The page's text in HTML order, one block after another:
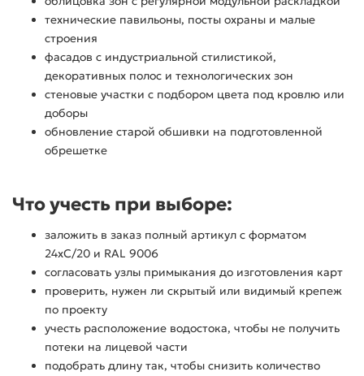
технические павильоны, посты охраны и малые
строения
фасадов с индустриальной стилистикой,
декоративных полос и технологических зон
стеновые участки с подбором цвета под кровлю или
доборы
обновление старой обшивки на подготовленной
обрешетке
Что учесть при выборе:
заложить в заказ полный артикул с форматом
24хС/20 и RAL 9006
согласовать узлы примыкания до изготовления карт
проверить, нужен ли скрытый или видимый крепеж
по проекту
учесть расположение водостока, чтобы не получить
потеки на лицевой части
подобрать длину так, чтобы снизить количество